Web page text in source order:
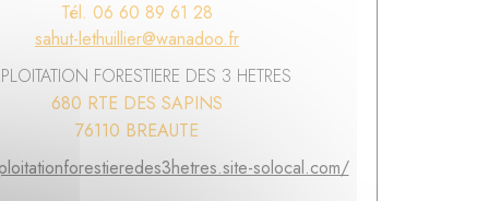
Tél. 06 60 89 61 28
sahut-lethuillier@wanadoo.fr
FORESTIERE DES 3 HETRES
680 RTE DES SAPINS
76110 BREAUTE
solocal.com/